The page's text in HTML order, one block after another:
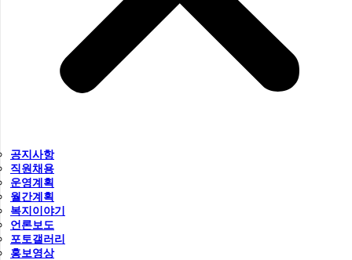
공지사항
직원채용
운영계획
월간계획
복지이야기
언론보도
포토갤러리
홍보영상